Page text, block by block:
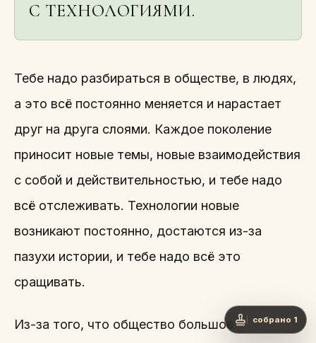
С ТЕХНОЛОГИЯМИ.
Тебе надо разбираться в обществе, в людях,
а это всё постоянно меняется и нарастает
друг на друга слоями. Каждое поколение
приносит новые темы, новые взаимодействия
с собой и действительностью, и тебе надо
всё отслеживать. Технологии новые
возникают постоянно, достаются из-за
пазухи истории, и тебе надо всё это
сращивать.
Из-за того, что общество большое
собрано 1